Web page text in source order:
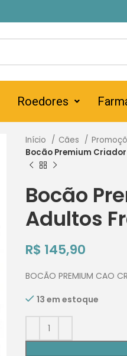
Roedores
Início Cães
Bocão Premium
Bocão
Adultos
R$ 145,90
BOCÃO PREMIUM CAO
13 em estoque